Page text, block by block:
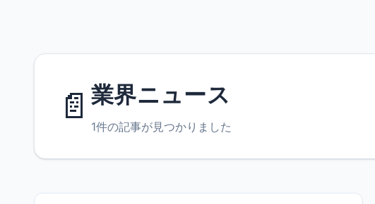
📄 業界ニュース
1件の記事が見つかりました